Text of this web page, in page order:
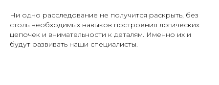
Ни одно расследование не получится раскрыть, без
столь необходимых навыков построения логических
цепочек и внимательности к деталям. Именно их и
будут развивать наши специалисты.